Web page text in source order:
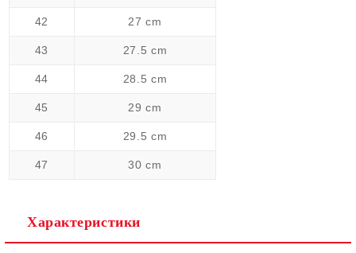
42 27 cm
43 27.5 cm
44 28.5 cm
45 29 cm
46 29.5 cm
47 30 cm
Характеристики